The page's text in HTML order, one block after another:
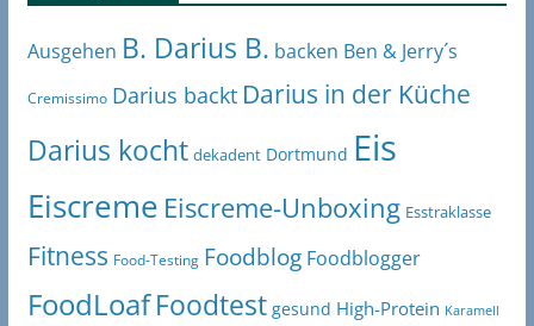
Ausgehen B. Darius B. backen Ben & Jerry´s
Cremissimo Darius backt Darius in der Küche
Darius kocht dekadent Dortmund Eis
Eiscreme Eiscreme-Unboxing Esstraklasse
Fitness Food-Testing Foodblog Foodblogger
FoodLoaf Foodtest gesund High-Protein Karamell